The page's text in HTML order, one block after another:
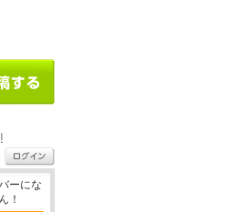
ーにな
！